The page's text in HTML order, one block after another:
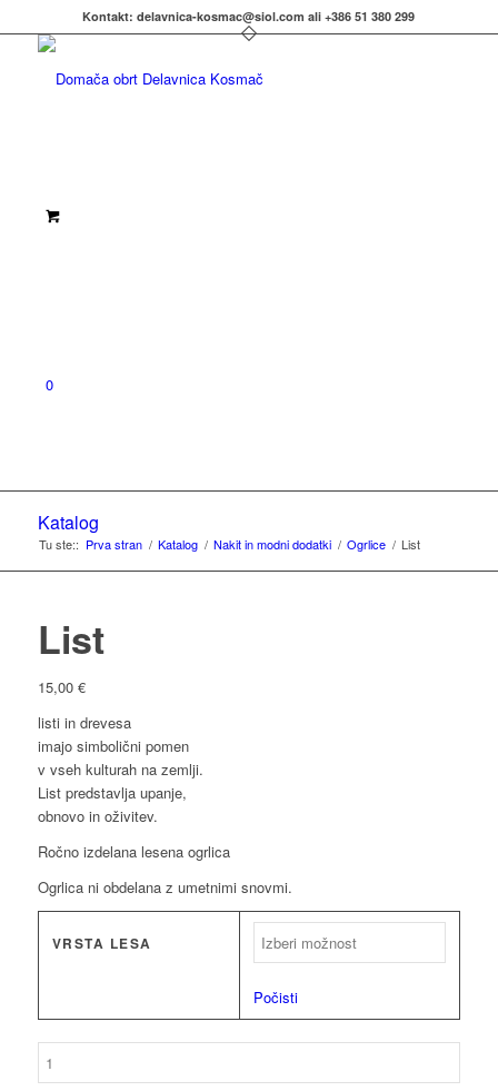
Kontakt: delavnica-kosmac@siol.com ali +386 51 380 299
0
Katalog
Tu ste:: Prva stran / Katalog / Nakit in modni dodatki / Ogrlice / List
List
15,00 €
listi in drevesa
imajo simbolični pomen
v vseh kulturah na zemlji.
List predstavlja upanje,
obnovo in oživitev.
Ročno izdelana lesena ogrlica
Ogrlica ni obdelana z umetnimi snovmi.
VRSTA LESA
Počisti